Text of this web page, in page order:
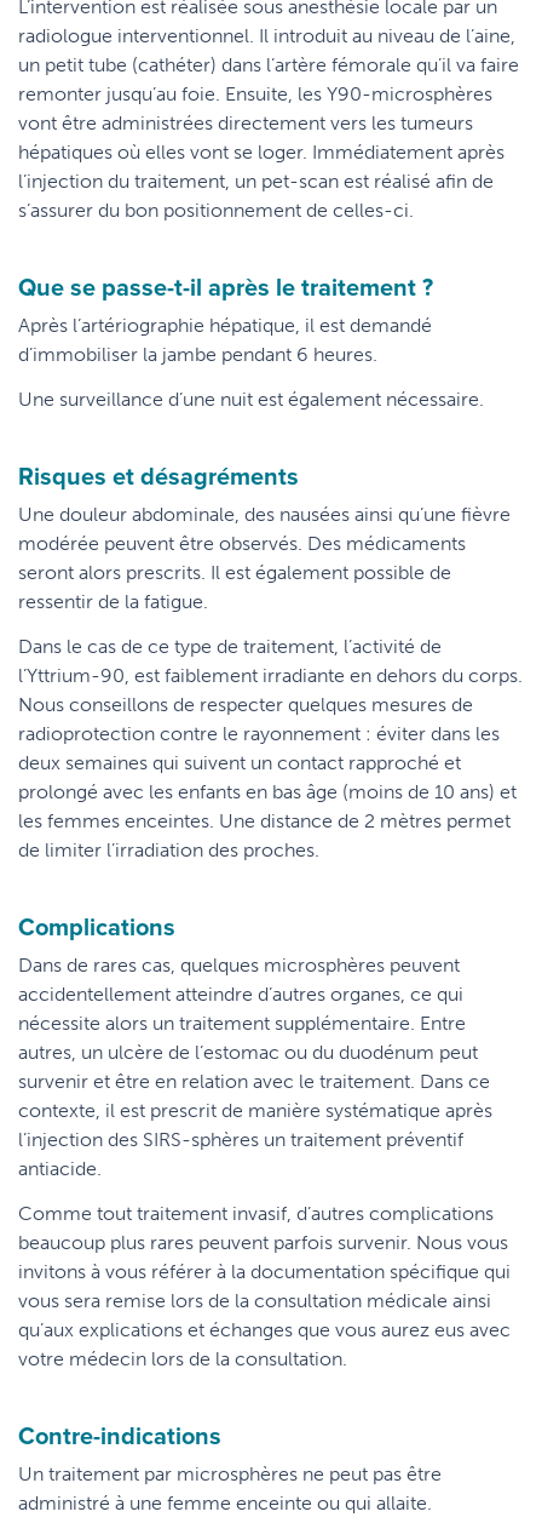
L’intervention est réalisée sous anesthésie locale par un
radiologue interventionnel. Il introduit au niveau de l’aine,
un petit tube (cathéter) dans l’artère fémorale qu’il va faire
remonter jusqu’au foie. Ensuite, les Y90-microsphères
vont être administrées directement vers les tumeurs
hépatiques où elles vont se loger. Immédiatement après
l’injection du traitement, un pet-scan est réalisé afin de
s’assurer du bon positionnement de celles-ci.
Que se passe-t-il après le traitement ?
Après l’artériographie hépatique, il est demandé
d’immobiliser la jambe pendant 6 heures.
Une surveillance d’une nuit est également nécessaire.
Risques et désagréments
Une douleur abdominale, des nausées ainsi qu’une fièvre
modérée peuvent être observés. Des médicaments
seront alors prescrits. Il est également possible de
ressentir de la fatigue.
Dans le cas de ce type de traitement, l’activité de
l’Yttrium-90, est faiblement irradiante en dehors du corps.
Nous conseillons de respecter quelques mesures de
radioprotection contre le rayonnement : éviter dans les
deux semaines qui suivent un contact rapproché et
prolongé avec les enfants en bas âge (moins de 10 ans) et
les femmes enceintes. Une distance de 2 mètres permet
de limiter l’irradiation des proches.
Complications
Dans de rares cas, quelques microsphères peuvent
accidentellement atteindre d’autres organes, ce qui
nécessite alors un traitement supplémentaire. Entre
autres, un ulcère de l’estomac ou du duodénum peut
survenir et être en relation avec le traitement. Dans ce
contexte, il est prescrit de manière systématique après
l’injection des SIRS-sphères un traitement préventif
antiacide.
Comme tout traitement invasif, d’autres complications
beaucoup plus rares peuvent parfois survenir. Nous vous
invitons à vous référer à la documentation spécifique qui
vous sera remise lors de la consultation médicale ainsi
qu’aux explications et échanges que vous aurez eus avec
votre médecin lors de la consultation.
Contre-indications
Un traitement par microsphères ne peut pas être
administré à une femme enceinte ou qui allaite.